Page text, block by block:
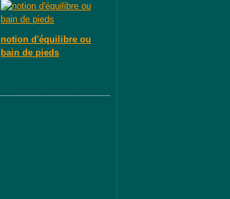
notion d'équilibre ou
bain de pieds